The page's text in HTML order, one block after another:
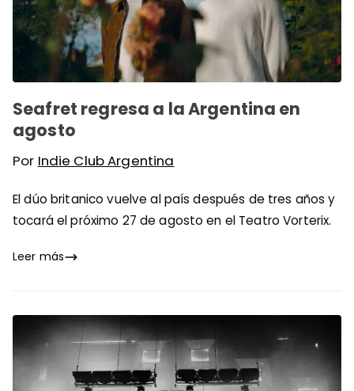
Seafret regresa a la Argentina en
agosto
Por Indie Club Argentina
El dúo britanico vuelve al país después de tres años y
tocará el próximo 27 de agosto en el Teatro Vorterix.
Leer más